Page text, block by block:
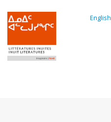
contenu
English